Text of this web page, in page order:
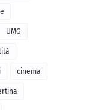
UMG
cinema